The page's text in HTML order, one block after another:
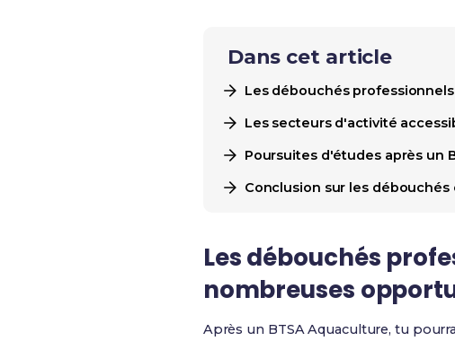
Dans cet article
Les débouchés
Les secteurs d'activité
Poursuites d'études après un
Conclusion sur les
Les débouchés
nombreuses
Après un BTSA Aquaculture, tu